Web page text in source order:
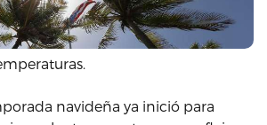
navideña ya inició para